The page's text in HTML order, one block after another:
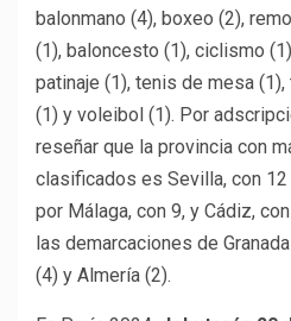
balonmano (4), boxeo (2),
(1), baloncesto (1), ciclismo
patinaje (1), tenis de mesa
(1) y voleibol (1). Por
reseñar que la provincia con
clasificados es Sevilla, con
por Málaga, con 9, y Cádiz,
las demarcaciones de
(4) y Almería (2).